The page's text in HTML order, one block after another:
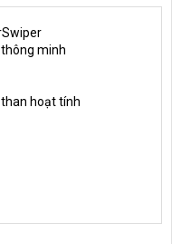
minh
hoạt tính